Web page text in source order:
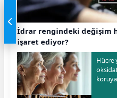
İdrar rengindeki değişim
işaret ediyor?
Hücre